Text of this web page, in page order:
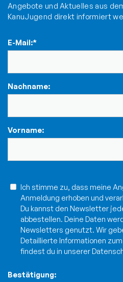
Angebote und Aktuelles aus
KanuJugend direkt informiert
E-Mail:*
Nachname:
Vorname:
Ich stimme zu, dass meine
Anmeldung erhoben und
Du kannst den Newsletter
abbestellen. Deine Daten
Newsletters genutzt. Wir
Detaillierte Informationen
findest du in unserer
Bestätigung: